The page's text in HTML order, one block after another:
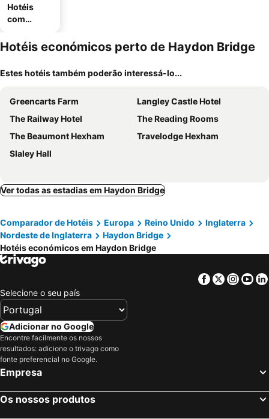
Hotéis
com
mento
Hotéis económicos perto de Haydon Bridge
Estes hotéis também poderão interessá-lo...
Greencarts Farm
Langley Castle Hotel
The Railway Hotel
The Reading Rooms
The Beaumont Hexham
Travelodge Hexham
Slaley Hall
Ver todas as estadias em Haydon Bridge
Comparador de Hotéis Europa Reino Unido
Inglaterra
Nordeste de Inglaterra
Haydon Bridge
Hotéis económicos em Haydon Bridge
Facebook
Twitter
Selecione o seu país
Adicionar no Google
Encontre facilmente os nossos
resultados: adicione o trivago como
fonte preferencial no Google.
Empresa
Os nossos produtos